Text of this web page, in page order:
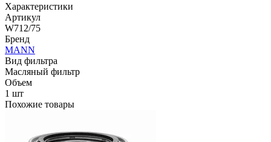
Характеристики
Артикул
W712/75
Бренд
MANN
Вид фильтра
Масляный фильтр
Объем
1 шт
Похожие товары